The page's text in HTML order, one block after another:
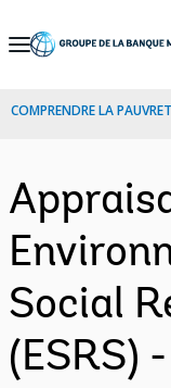
Skip
Navigation
COMPRENDRE LA
Social
(ESRS)